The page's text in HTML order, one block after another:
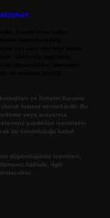
ve İletişim Kurumu
olarak hizmet vermektedir. Bu
veya araştırma
yazdıkları içeriklerin
bu sorumluluğu kabul
düşündüğünüz içerikleri,
halinde, ilgili